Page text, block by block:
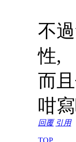
不
性,
而
咁
回覆 引用